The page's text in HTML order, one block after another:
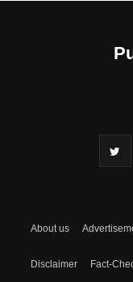
About us
Disclaimer Fact-